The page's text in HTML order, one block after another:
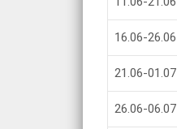
16.06-26.06
21.06-01.07
26.06-06.07